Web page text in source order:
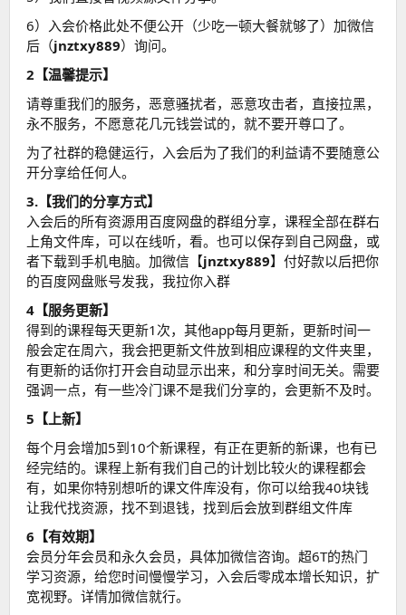
6）入会价格此处不便公开（少吃一顿大餐就够了）加微信
后（jnztxy889）询问。
2【温馨提示】
请尊重我们的服务，恶意骚扰者，恶意攻击者，直接拉黑，
永不服务，不愿意花几元钱尝试的，就不要开尊口了。
为了社群的稳健运行，入会后为了我们的利益请不要随意公
开分享给任何人。
3.【我们的分享方式】
入会后的所有资源用百度网盘的群组分享，课程全部在群右
上角文件库，可以在线听，看。也可以保存到自己网盘，或
者下载到手机电脑。加微信【jnztxy889】付好款以后把你
的百度网盘账号发我，我拉你入群
4【服务更新】
得到的课程每天更新1次，其他app每月更新，更新时间一
般会定在周六，我会把更新文件放到相应课程的文件夹里，
有更新的话你打开会自动显示出来，和分享时间无关。需要
强调一点，有一些冷门课不是我们分享的，会更新不及时。
5【上新】
每个月会增加5到10个新课程，有正在更新的新课，也有已
经完结的。课程上新有我们自己的计划比较火的课程都会
有，如果你特别想听的课文件库没有，你可以给我40块钱
让我代找资源，找不到退钱，找到后会放到群组文件库
6【有效期】
会员分年会员和永久会员，具体加微信咨询。超6T的热门
学习资源，给您时间慢慢学习，入会后零成本增长知识，扩
宽视野。详情加微信就行。